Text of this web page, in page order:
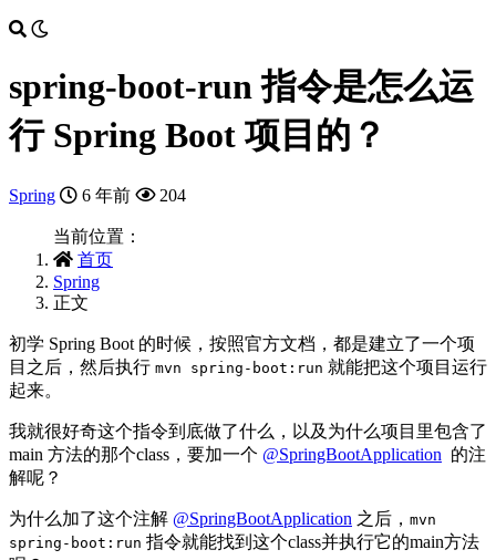
spring-boot-run 指令是怎么运
行 Spring Boot 项目的？
Spring 6 年前 204
当前位置：
首页
Spring
正文
初学 Spring Boot 的时候，按照官方文档，都是建立了一个项
目之后，然后执行 mvn spring-boot:run 就能把这个项目运行
起来。
我就很好奇这个指令到底做了什么，以及为什么项目里包含了
main 方法的那个class，要加一个 @SpringBootApplication 的注
解呢？
为什么加了这个注解 @SpringBootApplication 之后， mvn
spring-boot:run 指令就能找到这个class并执行它的main方法